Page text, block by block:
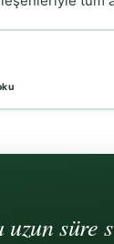
uzun süre